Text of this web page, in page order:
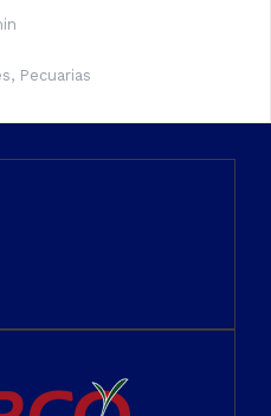
, Pecuarias